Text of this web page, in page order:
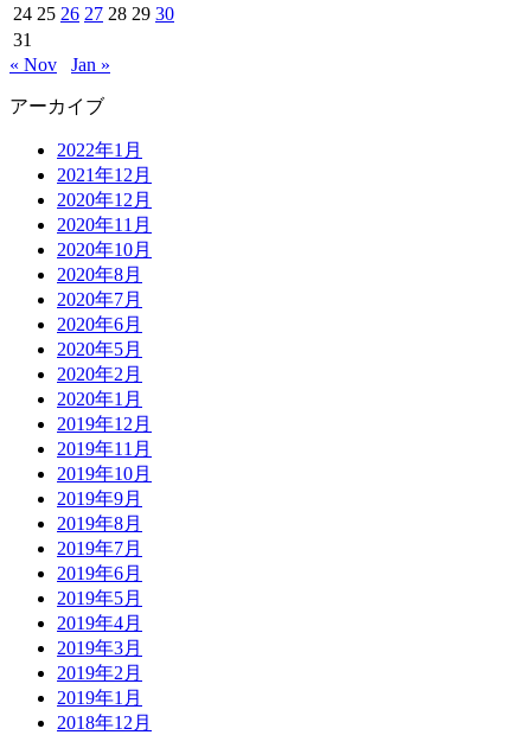
24 25 26 27 28 29 30
31
« Nov
Jan »
アーカイブ
2022年1月
2021年12月
2020年12月
2020年11月
2020年10月
2020年8月
2020年7月
2020年6月
2020年5月
2020年2月
2020年1月
2019年12月
2019年11月
2019年10月
2019年9月
2019年8月
2019年7月
2019年6月
2019年5月
2019年4月
2019年3月
2019年2月
2019年1月
2018年12月